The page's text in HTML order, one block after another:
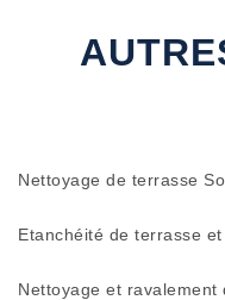
Nettoyage de terrasse
Etanchéité de terrasse
Nettoyage et ravalement